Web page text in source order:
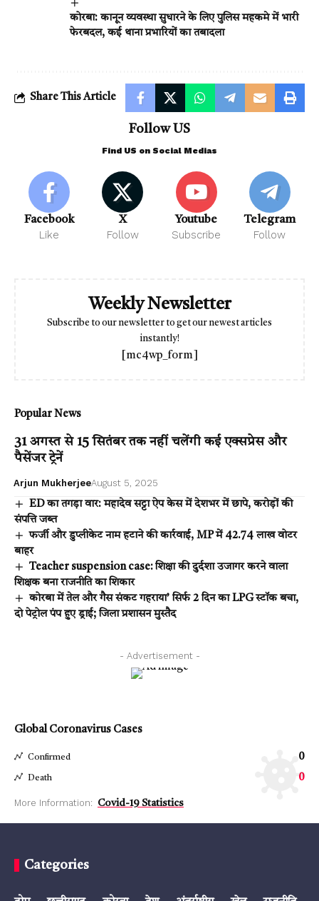
कोरबा: कानून व्यवस्था सुधारने के लिए पुलिस महकमे में भारी
फेरबदल, कई थाना प्रभारियों का तबादला
Share This Article
Follow US
Find US on Social Medias
Facebook
Like
X
Follow
Youtube
Subscribe
Telegram
Follow
Weekly Newsletter
Subscribe to our newsletter to get our newest articles
instantly!
[mc4wp_form]
Popular News
31 अगस्त से 15 सितंबर तक नहीं चलेंगी कई एक्सप्रेस और
पैसेंजर ट्रेनें
Arjun MukherjeeAugust 5, 2025
ED का तगड़ा वार: महादेव सट्टा ऐप केस में देशभर में छापे, करोड़ों की
संपत्ति जब्त
फर्जी और डुप्लीकेट नाम हटाने की कार्रवाई, MP में 42.74 लाख वोटर
बाहर
Teacher suspension case: शिक्षा की दुर्दशा उजागर करने वाला
शिक्षक बना राजनीति का शिकार
कोरबा में तेल और गैस संकट गहराया’ सिर्फ 2 दिन का LPG स्टॉक बचा,
दो पेट्रोल पंप हुए ड्राई; जिला प्रशासन मुस्तैद
- Advertisement -
Global Coronavirus Cases
Confirmed 0
Death 0
More Information: Covid-19 Statistics
Categories